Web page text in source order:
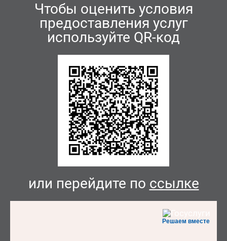
Чтобы оценить условия
предоставления услуг
используйте QR-код
или перейдите по ссылке
Решаем вместе